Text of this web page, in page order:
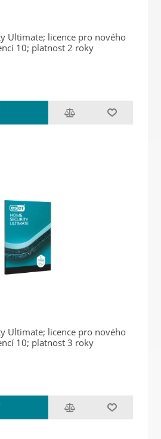
Ultimate; licence pro nového
10; platnost 2 roky
Ultimate; licence pro nového
10; platnost 3 roky